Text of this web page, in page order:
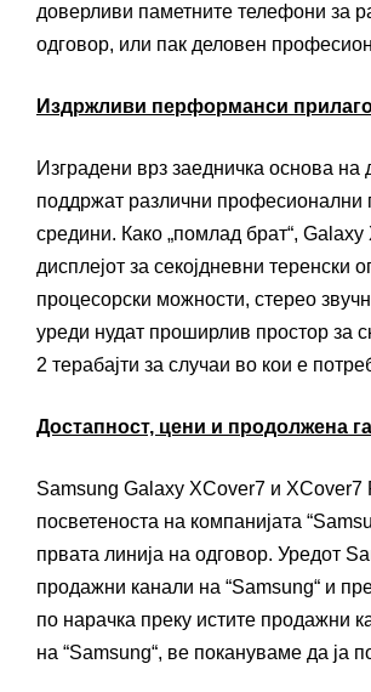
доверливи паметните телефони за
одговор, или пак деловен
Издржливи перформанси
Изградени врз заедничка основа
поддржат различни професионални
средини. Како „помлад брат“,
дисплејот за секојдневни
процесорски можности, стерео
уреди нудат проширлив простор за
2 терабајти за случаи во кои е
Достапност, цени и продолжена
Samsung Galaxy XCover7 и XCover7
посветеноста на компанијата
првата линија на одговор. Уредот
продажни канали на “Samsung“ и
по нарачка преку истите продажни
на “Samsung“, ве покануваме да ја